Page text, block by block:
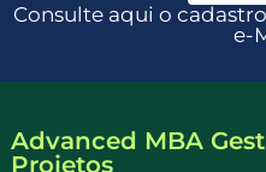
Consulte aqui o
e-
Advanced MBA
Projetos